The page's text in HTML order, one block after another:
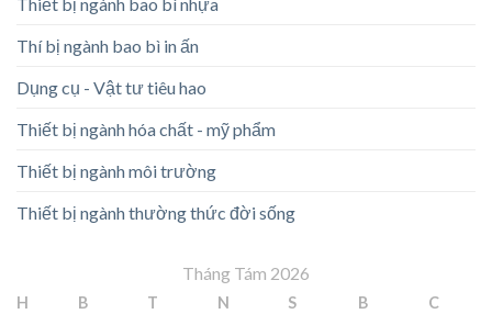
Thí bị ngành bao bì in ấn
Dụng cụ - Vật tư tiêu hao
Thiết bị ngành hóa chất - mỹ phẩm
Thiết bị ngành môi trường
Thiết bị ngành thường thức đời sống
Tháng Tám 2026
H B T N S B C